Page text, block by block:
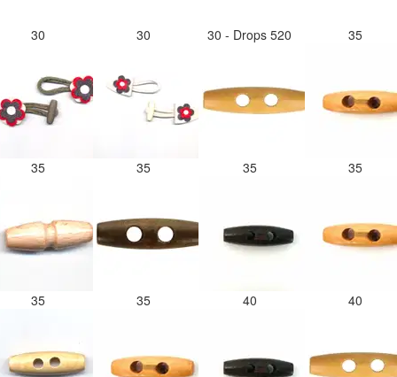
30 30 30 - Drops 520 35
35 35 35 35
35 35 40 40